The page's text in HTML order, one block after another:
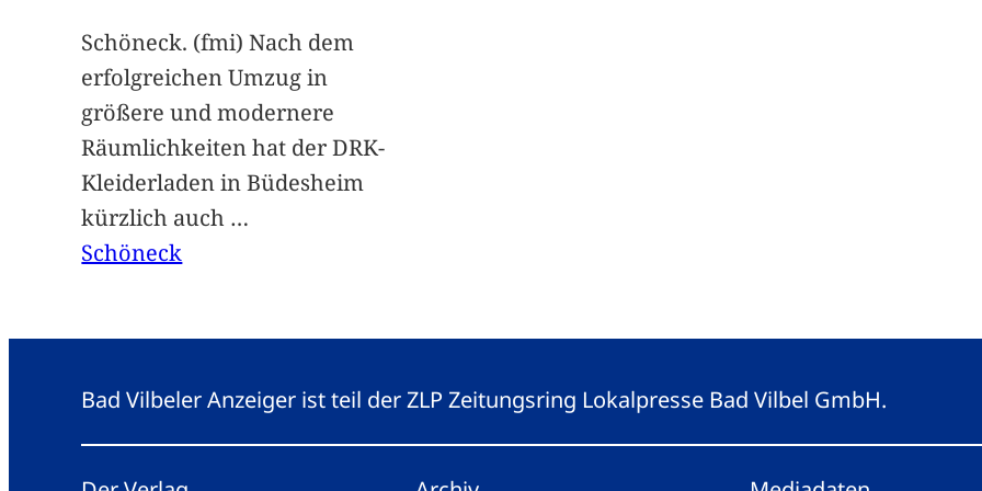
Schöneck. (fmi) Nach dem
erfolgreichen Umzug in
größere und modernere
Räumlichkeiten hat der DRK-
Kleiderladen in Büdesheim
kürzlich auch …
Schöneck
Bad Vilbeler Anzeiger ist teil der ZLP Zeitungsring Lokalpresse Bad Vilbel GmbH.